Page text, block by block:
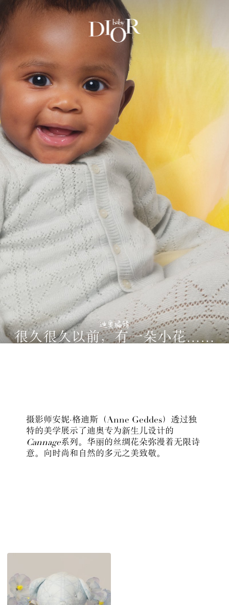
迪奥编辑
很久很久以前，有一朵小花……
摄影师安妮·格迪斯 （Anne Geddes） 透过独
特的美学展示了迪奥专为新生儿设计的
Cannage系列。华丽的丝绸花朵弥漫着无限诗
意。 向时尚和自然的多元之美致敬。